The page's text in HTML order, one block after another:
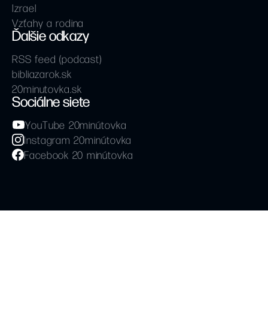
Izrael
Vzťahy a rodina
Ďalšie odkazy
RSS feed (podcast)
bibliazarok.sk
20minutovka.sk
Sociálne siete
YouTube 20minútovka
Instagram 20minútovka
Facebook 20 minútovka